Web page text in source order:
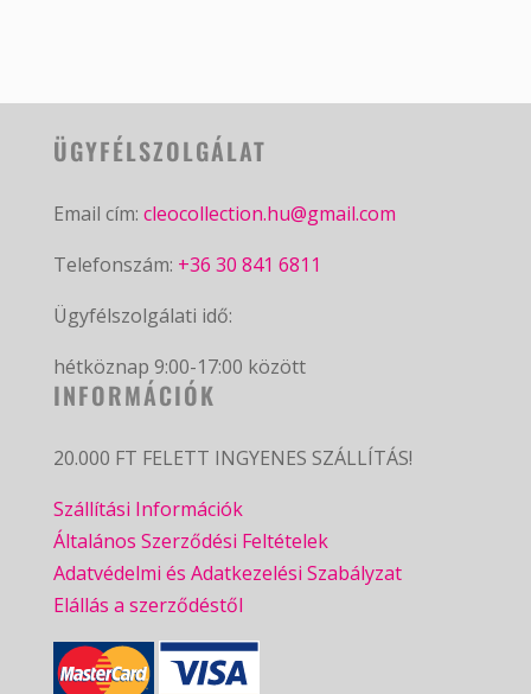
ÜGYFÉLSZOLGÁLAT
Email cím: cleocollection.hu@gmail.com
Telefonszám: +36 30 841 6811
Ügyfélszolgálati idő:
hétköznap 9:00-17:00 között
INFORMÁCIÓK
20.000 FT FELETT INGYENES SZÁLLÍTÁS!
Szállítási Információk
Általános Szerződési Feltételek
Adatvédelmi és Adatkezelési Szabályzat
Elállás a szerződéstől